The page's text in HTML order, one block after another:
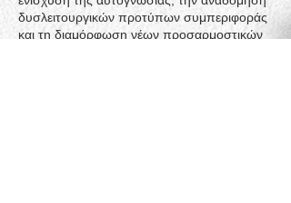
δυσλειτουργικών προτύπων συμπεριφοράς
και τη διαμόρφωση νέων προσαρμοστικών